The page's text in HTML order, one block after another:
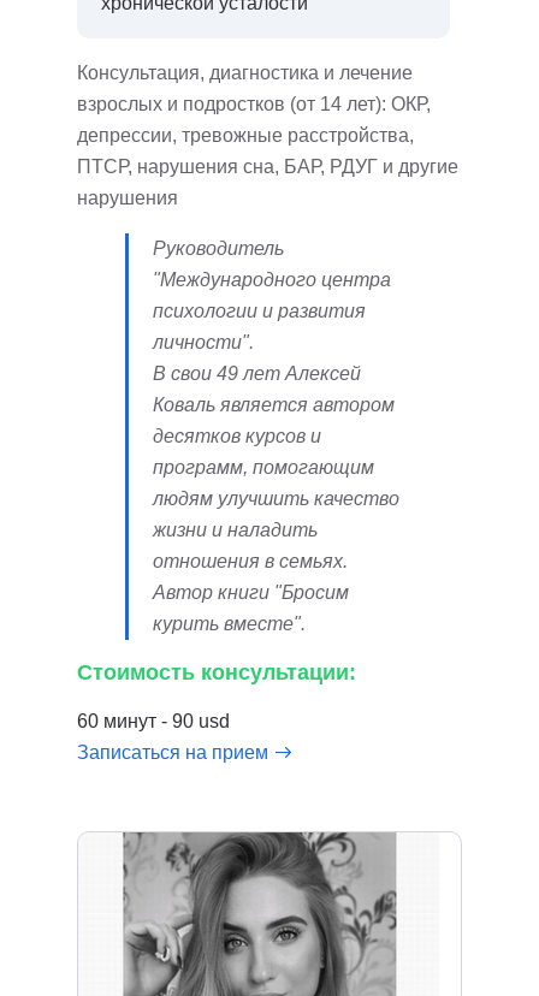
Консультация, диагностика и лечение
взрослых и подростков (от 14 лет): ОКР,
депрессии, тревожные расстройства,
ПТСР, нарушения сна, БАР, РДУГ и другие
нарушения
Руководитель
"Международного центра
психологии и развития
личности".
В свои 49 лет Алексей
Коваль является автором
десятков курсов и
программ, помогающим
людям улучшить качество
жизни и наладить
отношения в семьях.
Автор книги "Бросим
курить вместе".
Стоимость консультации:
60 минут - 90 usd
Записаться на прием